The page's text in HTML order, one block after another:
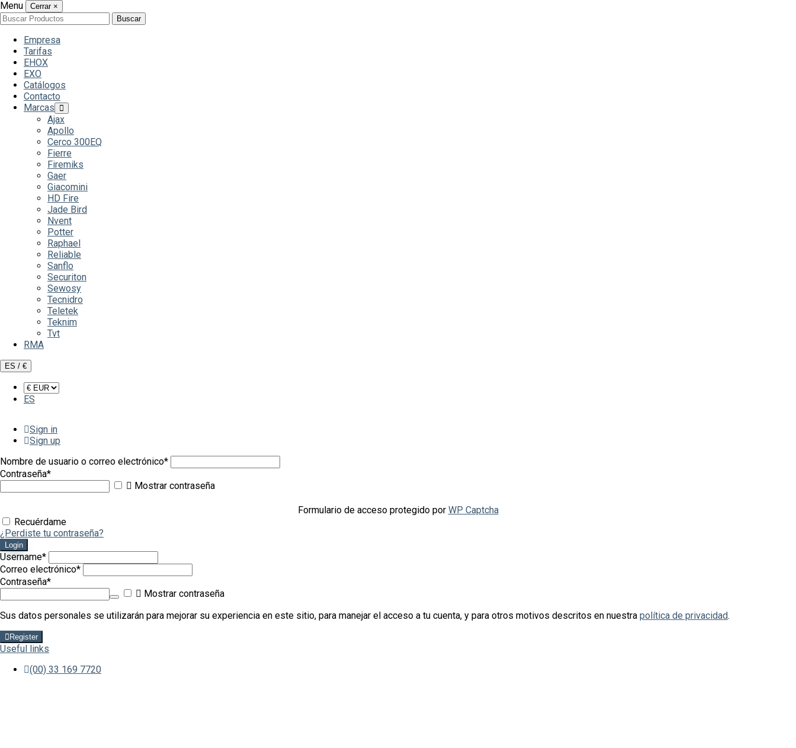
Menu Cerrar ×
Buscar
por:
Buscar
Empresa
Tarifas
EHOX
EXO
Catálogos
Contacto
Marcas
Ajax
Apollo
Cerco 300EQ
Fierre
Firemiks
Gaer
Giacomini
HD Fire
Jade Bird
Nvent
Potter
Raphael
Reliable
Sanflo
Securiton
Sewosy
Tecnidro
Teletek
Teknim
Tvt
RMA
ES / €
ES
Sign in
Sign up
Nombre de usuario o correo electrónico*
Contraseña*
Mostrar contraseña
Formulario de acceso protegido por WP Captcha
Recuérdame
¿Perdiste tu contraseña?
Login
Username*
Correo electrónico*
Contraseña*
Mostrar contraseña
Sus datos personales se utilizarán para mejorar su experiencia en este sitio, para manejar el acceso a tu cuenta, y para otros motivos descritos en nuestra política de privacidad.
Register
Useful links
(00) 33 169 7720